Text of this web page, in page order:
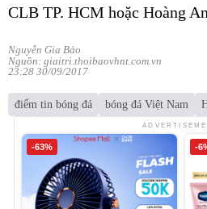
CLB TP. HCM hoặc Hoàng
Nguyễn Gia Bảo
Nguồn: giaitri.thoibaovhnt.com.vn
23:28 30/09/2017
điểm tin bóng đá bóng đá Việt Nam
-63% -